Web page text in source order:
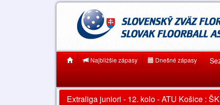
Najbližšie zápasy Dnešné zápasy
Extraliga juniori - 12. kolo - ATU Košice :